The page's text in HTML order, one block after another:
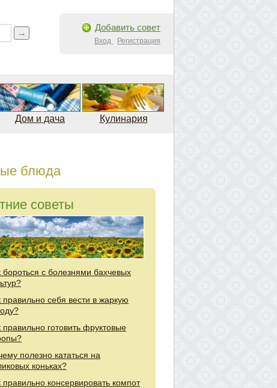
Добавить совет
Вход Регистрация
Дом и дача Кулинария
блюда
советы
бороться с болезнями бахчевых
правильно себя вести в жаркую
правильно готовить фруктовые
полезно кататься на
коньках?
правильно консервировать компот